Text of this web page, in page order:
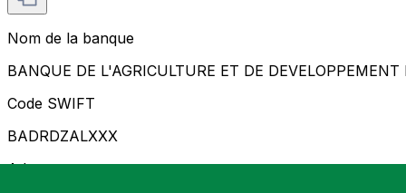
Nom de la banque
BANQUE DE L'AGRICULTURE ET DE DEVELOPPEMENT
Code SWIFT
BADRDZALXXX
Adresse